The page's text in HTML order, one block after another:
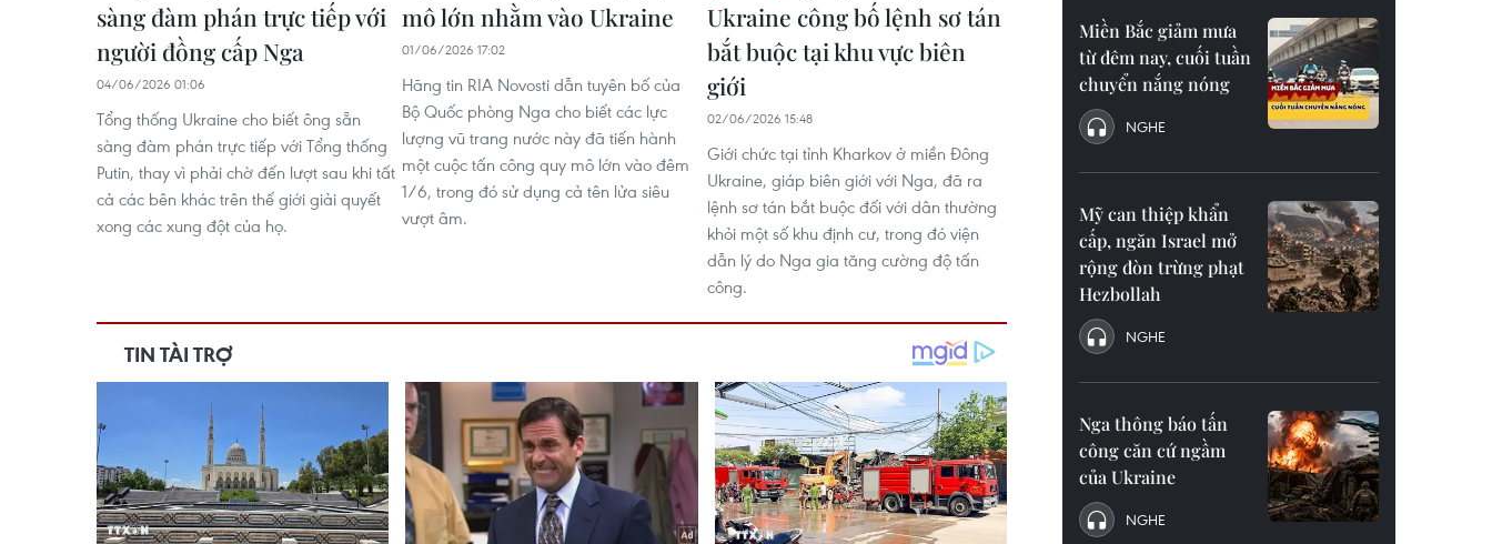
sàng đàm phán trực tiếp với
người đồng cấp Nga
04/06/2026 01:06
Tổng thống Ukraine cho biết ông sẵn
sàng đàm phán trực tiếp với Tổng thống
Putin, thay vì phải chờ đến lượt sau khi tất
cả các bên khác trên thế giới giải quyết
xong các xung đột của họ.
mô lớn nhằm vào Ukraine
01/06/2026 17:02
Hãng tin RIA Novosti dẫn tuyên bố của
Bộ Quốc phòng Nga cho biết các lực
lượng vũ trang nước này đã tiến hành
một cuộc tấn công quy mô lớn vào đêm
1/6, trong đó sử dụng cả tên lửa siêu
vượt âm.
Ukraine công bố lệnh sơ tán
bắt buộc tại khu vực biên
giới
02/06/2026 15:48
Giới chức tại tỉnh Kharkov ở miền Đông
Ukraine, giáp biên giới với Nga, đã ra
lệnh sơ tán bắt buộc đối với dân thường
khỏi một số khu định cư, trong đó viện
dẫn lý do Nga gia tăng cường độ tấn
công.
Miền Bắc giảm mưa
từ đêm nay, cuối tuần
chuyển nắng nóng
NGHE
Mỹ can thiệp khẩn
cấp, ngăn Israel mở
rộng đòn trừng phạt
Hezbollah
NGHE
Nga thông báo tấn
công căn cứ ngầm
của Ukraine
NGHE